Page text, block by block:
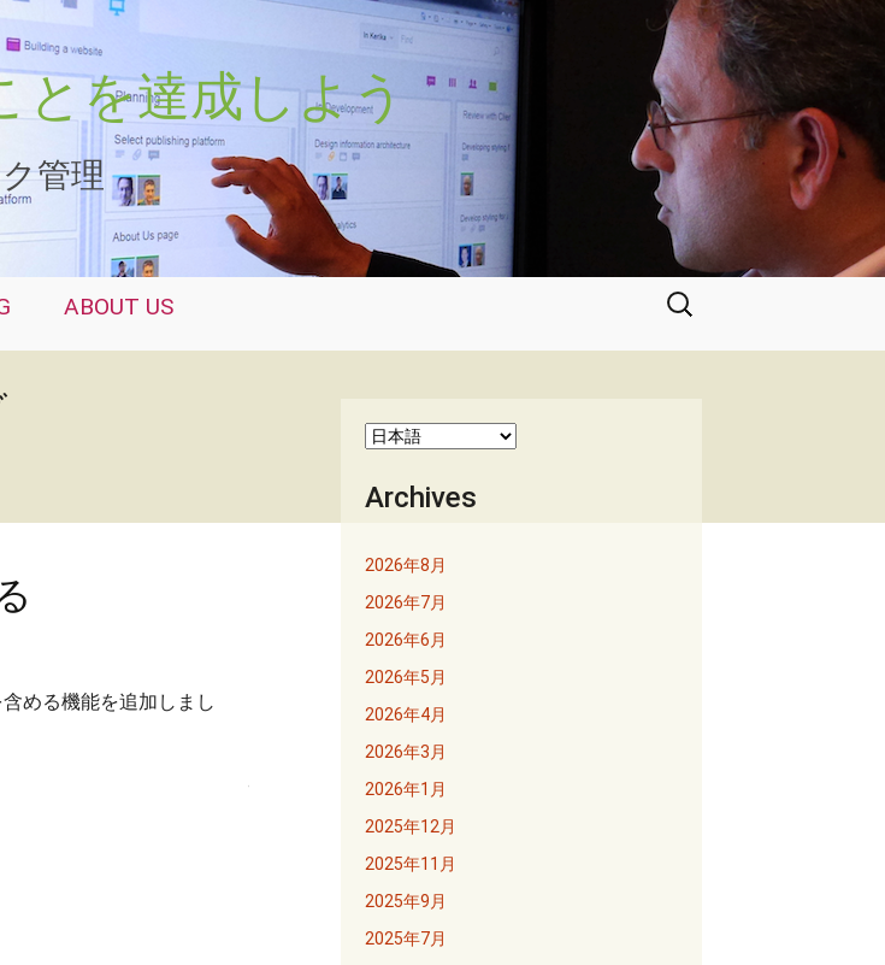
とを達成しよう
管理
ABOUT US
検
索:
める機能を追加しまし
Archives
2026年8月
2026年7月
2026年6月
2026年5月
2026年4月
2026年3月
2026年1月
2025年12月
2025年11月
2025年9月
2025年7月